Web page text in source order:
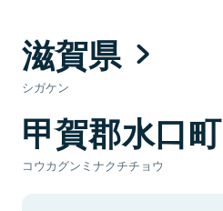
滋賀県
シガケン
甲賀郡水口町
コウカグンミナクチチョウ